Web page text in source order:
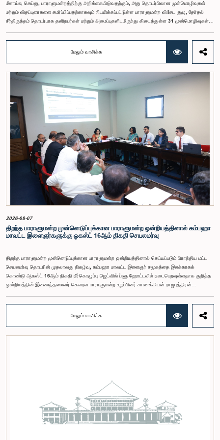
மீளாய்வு செய்து, பாராளுமன்றத்திற்கு அறிக்கையிடுவதற்கும், அது தொடர்பிலான முன்மொழிவுகள்
மற்றும் விதப்புரைகளை சமர்ப்பிப்பதற்காகவும் நியமிக்கப்பட்டுள்ள பாராளுமன்ற விசேட குழு, தேர்தல்
சீர்திருத்தம் தொடர்பாக தனிநபர்கள் மற்றும் அமைப்புகளிடமிருந்து கிடைத்துள்ள 31 முன்மொழிவுகள்
நியமித்துள்ளது.கௌரவ பொது நிர்வாக, மாகாண சபைகள் மற்றும் உள்ளூராட்சி அமைச்சர் பேராசிரியர்
ஏ.எச்.எம்.எச்.அபயரத்ன அவர்கள் தலைமையில் அண்மையில் பாராளுமன்றத்தில் நடைபெற்ற குறித்த
விசேட குழுக் கூட்டத்தின் போதே இத்தீர்மானம் எடுக்கப்பட்டது.2004, 2007 மற்றும் 2022 ஆம்
ஆண்டுகளில் வெளியிடப்பட்ட பாராளுமன்ற விசேட குழுக்களின் அறிக்கைகள் மற்றும் தனிநபர்கள்,
அமைப்புகள் ஆகியவற்றினால் சமர்ப்பிக்கப்பட்டுள்ள 31 முன்மொழிவுகளை அடிப்படையாகக் கொண்டு
தேர்தல் சீர்திருத்தங்கள் தொடர்பாக விரிவான கலந்துரையாடல் இங்கு இடம்பெற்றது.உள்ளூராட்சி
மன்றத் தேர்தல் முறைக்காக கலப்பு தேர்தல் முறையை அறிமுகப்படுத்துதல், சிறு கட்சிகள் மற்றும்
சிறுபான்மை குழுக்களின் பிரதிநிதித்துவத்தை உறுதிப்படுத்துதல், பெண்களின் பிரதிநிதித்துவத்தை
மேம்படுத்துதல், மின்னணு வாக்களிப்பு முறையை அறிமுகப்படுத்துதல், முன்கூட்டியே வாக்களிக்கும்
வசதியை ஏற்படுத்துதல் உள்ளிட்ட பல்வேறு முன்மொழிவுகள் தொடர்பில் இக்கூட்டத்தில் விசேட கவனம்
செலுத்தப்பட்டது.மேலும், வெளிநாடுகளில் வாழும் இலங்கையர்களுக்கு வாக்களிக்கும் உரிமையை
வழங்குவது தொடர்பான முன்மொழிவுகளும் பரிசீலிக்கப்பட்டதுடன், அதற்குத் தேவையான சட்ட மற்றும்
நிர்வாக ஏற்பாடுகள் குறித்து மேலும் விரிவான ஆய்வு மேற்கொள்ள வேண்டியதன் அவசியமும்
வலியுறுத்தப்பட்டது.விசேட குழுவினால் நியமிக்கப்பட்டுள்ள நிபுணர் குழு, கிடைத்துள்ள 31
முன்மொழிவுகளையும் முந்தைய பாராளுமன்ற விசேட குழுக்களின் அறிக்கைகளையும் பகுப்பாய்வு
செய்து, நடைமுறைக்கு ஏற்ற பரிந்துரைகளைக் கொண்ட அறிக்கையொன்றைத் தயாரிக்கவுள்ளது.
அதனைத் தொடர்ந்து, அந்தப் பரிந்துரைகளை ஆராய்ந்து அடுத்தகட்ட நடவடிக்கைகளை முன்னெடுக்க
குழு தீர்மானித்தது.இக்கூட்டத்தில், குழு உறுப்பினரான அமைச்சர் கலாநிதி உபாலி பன்னிலகே மற்றும்
பாராளுமன்ற உறுப்பினர்களான ரவி கருணாநாயக்க, ருவந்திலக ஜயக்கொடி மற்றும் கதிரவேலு
சண்முகம் குகதாசன் ஆகியோர் கலந்துகொண்டனர்.
மேலும் வாசிக்க
2026-08-07
திறந்த பாராளுமன்ற முன்னெடுப்புக்கான பாராளுமன்ற ஒன்றியத்தினால் கம்பஹா
மாவட்ட இளைஞர்களுக்கு ஓகஸ்ட் 16ஆம் திகதி செயலமர்வு
திறந்த பாராளுமன்ற முன்னெடுப்புக்கான பாராளுமன்ற ஒன்றியத்தினால் செய்யப்படும் பிராந்திய மட்ட
செயலமர்வு தொடரின் முதலாவது நிகழ்வு, கம்பஹா மாவட்ட இளைஞர் சமூகத்தை இலக்காகக்
கொண்டு ஆகஸ்ட் 16ஆம் திகதி நீர்கொழும்பு ஜெட்விங் ப்ளூ ஹோட்டலில் நடைபெறவுள்ளதாக குறித்த
ஒன்றியத்தின் இணைத்தலைவர் கௌரவ பாராளுமன்ற உறுப்பினர் சாணக்கியன் ராஜபுத்திரன்
பங்கேற்புடன் திறந்த பாராளுமன்றக் கருத்திட்டத்தை மேலும் முன்னெடுத்துச் செல்லும் நோக்கில் இந்த
செயலமர்வு தொடர் ஏற்பாடு செய்யப்படுகின்றது. இதில் ஒன்றியத்தின் உறுப்பினர்கள் மற்றும் கம்பஹா
மாவட்டத்தை பிரதிநிதித்துவப்படுத்தும் பாராளுமன்ற உறுப்பினர்களும் பங்கேற்கவிருக்கின்றனர்.இந்த
இச்செயலமர்வு தொடருக்கான அபிவிருத்தி பங்காளராக அனுசரணை வழங்கும் CII (Coalition for
Inclusive Impact) நிறுவனத்தின் பிரதிநிதிகளும் கலந்துகொண்டனர்.இந்த செயலமர்வில் பங்கேற்க
விரும்பும் கம்பஹா மாவட்டத்தைச் சேர்ந்த 18 – 35 வயதுக்குட்பட்ட இளைஞர், யுவதிகள் இங்கே
தரப்பட்டுள்ள https://forms.gle/aVp5UzhLbtPSmVap8 இணைப்பின் ஊடாக உரிய விண்ணப்பப்
படிவத்தை பூர்த்தி செய்து பதிவு செய்யுமாறு கேட்டுக்கொள்ளப்படுகின்றனர்.
மேலும் வாசிக்க